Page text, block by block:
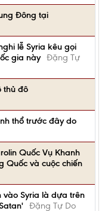
Đông tại
lễ Syria kêu gọi
gia này Đặng Tự
thủ đô
thổ trước đây do
Quốc Vụ Khanh
Quốc và cuộc chiến
vào Syria là dựa trên
Đặng Tự Do